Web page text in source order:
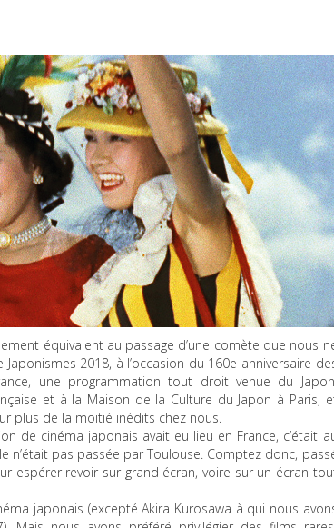
équivalent au passage d’une comète que nous
2018, à l’occasion du 160e anniversaire
une programmation tout droit venue du
et à la Maison de la Culture du Japon à Paris,
plus de la moitié inédits chez nous.
de cinéma japonais avait eu lieu en France, c’était
n’était pas passée par Toulouse. Comptez donc,
espérer revoir sur grand écran, voire sur un écran
japonais (excepté Akira Kurosawa à qui nous